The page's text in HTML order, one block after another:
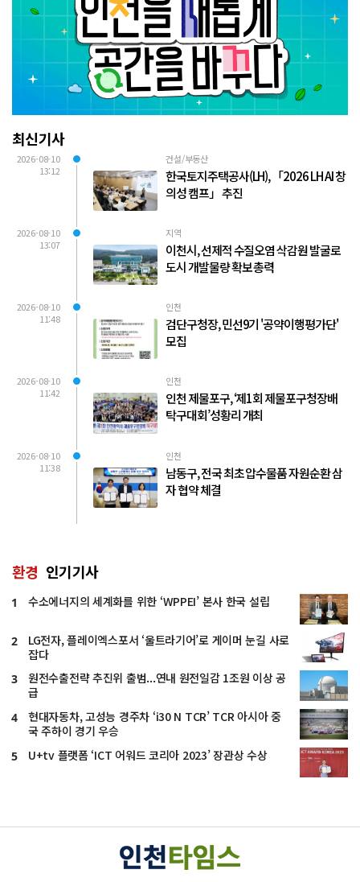
최신기사
2026-08-10
13:12
건설/부동산
한국토지주택공사(LH), 「2026 LH AI 창
의성 캠프」 추진
2026-08-10
13:07
지역
이천시, 선제적 수질오염 삭감원 발굴로
도시 개발물량 확보 총력
2026-08-10
11:48
인천
검단구청장, 민선9기 '공약이행평가단'
모집
2026-08-10
11:42
인천
인천 제물포구, ‘제1회 제물포구청장배
탁구대회’성황리 개최
2026-08-10
11:38
인천
남동구, 전국 최초 압수물품 자원순환 삼
자 협약 체결
환경 인기기사
1 수소에너지의 세계화를 위한 ‘WPPEI’ 본사 한국 설립
2
LG전자, 플레이엑스포서 ‘울트라기어’로 게이머 눈길 사로
잡다
3
원전수출전략 추진위 출범...연내 원전일감 1조원 이상 공
급
4
현대자동차, 고성능 경주차 ‘i30 N TCR’ TCR 아시아 중
국 주하이 경기 우승
5 U+tv 플랫폼 ‘ICT 어워드 코리아 2023’ 장관상 수상